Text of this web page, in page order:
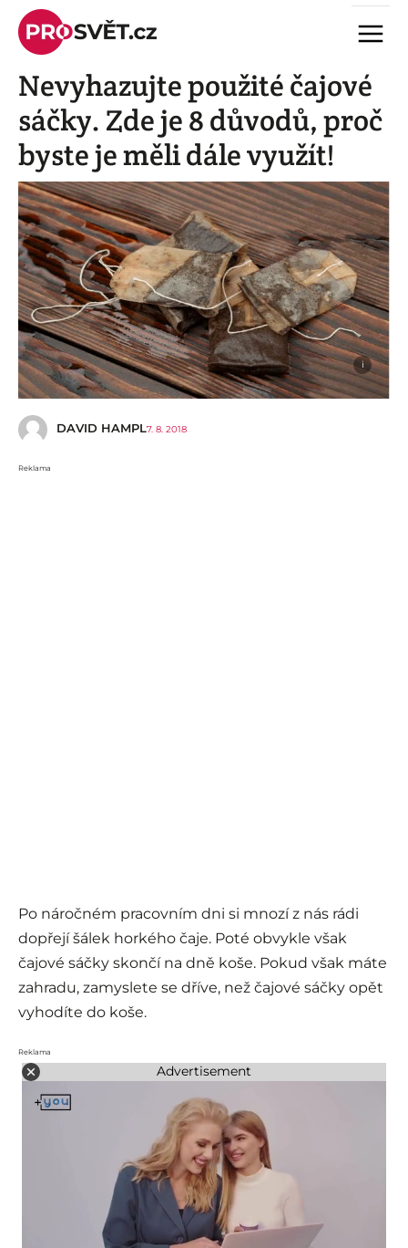
Skip
content
Menu
Nevyhazujte použité čajové
sáčky. Zde je 8 důvodů, proč
byste je měli dále využít!
i
DAVID HAMPL7. 8. 2018
Reklama
Po náročném pracovním dni si mnozí z nás rádi
dopřejí šálek horkého čaje. Poté obvykle však
čajové sáčky skončí na dně koše. Pokud však máte
zahradu, zamyslete se dříve, než čajové sáčky opět
vyhodíte do koše.
Reklama
Advertisement